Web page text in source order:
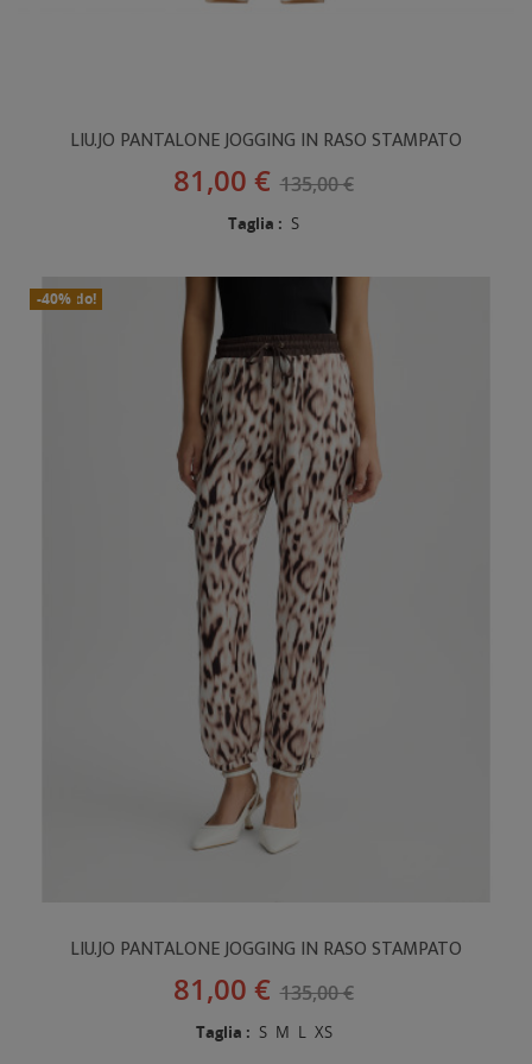
LIU.JO PANTALONE JOGGING IN RASO STAMPATO
81,00 € 135,00 €
Taglia : S
In Saldo!
Nuovo
LIU.JO PANTALONE JOGGING IN RASO STAMPATO
81,00 € 135,00 €
-40%
Taglia : S M L XS